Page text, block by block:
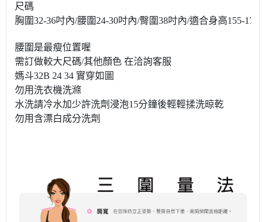
尺碼
胸圍32-36吋內/腰圍24-30吋內/臀圍38吋內/適合身高155-170
腰圍是最瘦位置喔
需訂做較大尺碼/其他顏色 在洽詢客服
媽斗32B 24 34 實穿如圖
勿用洗衣機洗滌
水洗請冷水加少許洗劑浸泡15分鐘後輕輕揉洗晾乾
勿用含漂白成分洗劑